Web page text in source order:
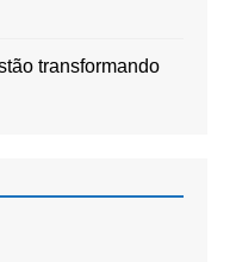
transformando